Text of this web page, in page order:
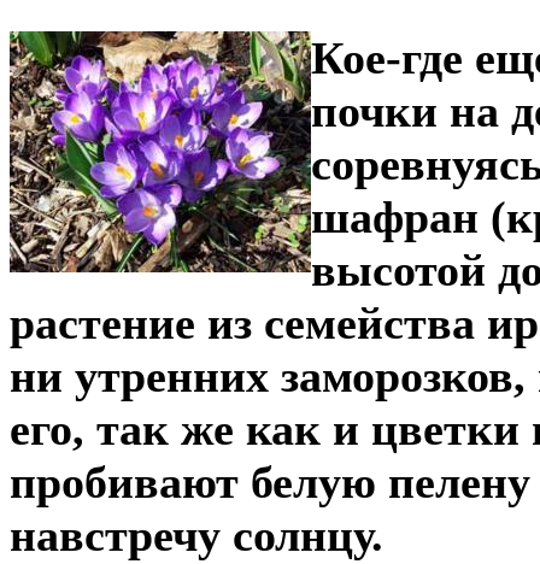
Кое-где
почки на
шафран
высотой
растение из семейства
ни утренних
его, так же как и
пробивают белую
навстречу солнцу.